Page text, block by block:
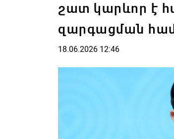
շատ կարևոր է
զարգացման
18.06.2026 12:46